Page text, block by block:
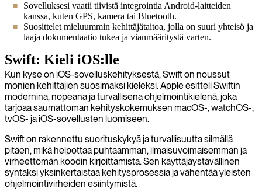
Sovelluksesi vaatii tiivistä integrointia Android-laitteiden
kanssa, kuten GPS, kamera tai Bluetooth.
Suosittelet mieluummin kehittäjätaitoa, jolla on suuri yhteisö ja
laaja dokumentaatio tukea ja vianmääritystä varten.
Swift: Kieli iOS:lle
Kun kyse on iOS-sovelluskehityksestä, Swift on noussut
monien kehittäjien suosimaksi kieleksi. Apple esitteli Swiftin
modernina, nopeana ja turvallisena ohjelmointikielenä, joka
tarjoaa saumattoman kehityskokemuksen macOS-, watchOS-,
tvOS- ja iOS-sovellusten luomiseen.
Swift on rakennettu suorituskykyä ja turvallisuutta silmällä
pitäen, mikä helpottaa puhtaamman, ilmaisuvoimaisemman ja
virheettömän koodin kirjoittamista. Sen käyttäjäystävällinen
syntaksi yksinkertaistaa kehitysprosessia ja vähentää yleisten
ohjelmointivirheiden esiintymistä.